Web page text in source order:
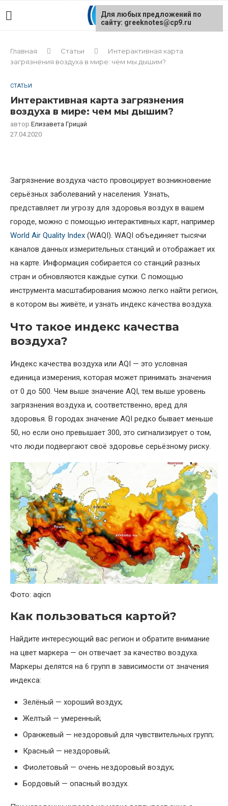
Главная Статьи
Интерактивная карта
загрязнения воздуха в мире: чем мы дышим?
СТАТЬИ
Интерактивная карта загрязнения
воздуха в мире: чем мы дышим?
автор Елизавета Грицай
27.04.2020
Загрязнение воздуха часто провоцирует возникновение
серьёзных заболеваний у населения. Узнать,
представляет ли угрозу для здоровья воздух в вашем
городе, можно с помощью интерактивных карт, например
World Air Quality Index (WAQI). WAQI объединяет тысячи
каналов данных измерительных станций и отображает их
на карте. Информация собирается со станций разных
стран и обновляются каждые сутки. С помощью
инструмента масштабирования можно легко найти регион,
в котором вы живёте, и узнать индекс качества воздуха.
Что такое индекс качества
воздуха?
Индекс качества воздуха или AQI — это условная
единица измерения, которая может принимать значения
от 0 до 500. Чем выше значение AQI, тем выше уровень
загрязнения воздуха и, соответственно, вред для
здоровья. В городах значение AQI редко бывает меньше
50, но если оно превышает 300, это сигнализирует о том,
что люди подвергают своё здоровье серьёзному риску.
Фото: aqicn
Как пользоваться картой?
Найдите интересующий вас регион и обратите внимание
на цвет маркера — он отвечает за качество воздуха.
Маркеры делятся на 6 групп в зависимости от значения
индекса:
Зелёный — хороший воздух;
Желтый — умеренный;
Оранжевый — нездоровый для чувствительных групп;
Красный — нездоровый;
Фиолетовый — очень нездоровый воздух;
Бордовый — опасный воздух.
Для любых предложений по
сайту: greeknotes@cp9.ru